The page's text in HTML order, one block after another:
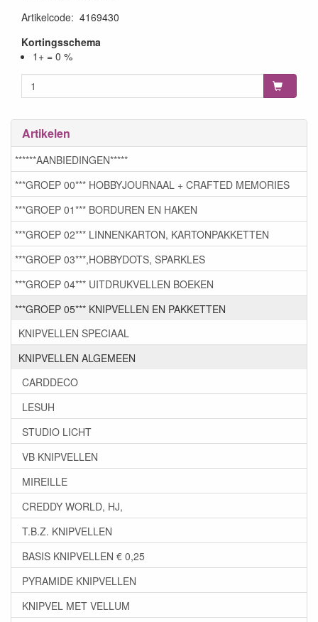
Artikelcode: 4169430
Kortingsschema
1+ = 0 %
Artikelen
******AANBIEDINGEN*****
***GROEP 00*** HOBBYJOURNAAL + CRAFTED MEMORIES
***GROEP 01*** BORDUREN EN HAKEN
***GROEP 02*** LINNENKARTON, KARTONPAKKETTEN
***GROEP 03***,HOBBYDOTS, SPARKLES
***GROEP 04*** UITDRUKVELLEN BOEKEN
***GROEP 05*** KNIPVELLEN EN PAKKETTEN
KNIPVELLEN SPECIAAL
KNIPVELLEN ALGEMEEN
CARDDECO
LESUH
STUDIO LICHT
VB KNIPVELLEN
MIREILLE
CREDDY WORLD, HJ,
T.B.Z. KNIPVELLEN
BASIS KNIPVELLEN € 0,25
PYRAMIDE KNIPVELLEN
KNIPVEL MET VELLUM